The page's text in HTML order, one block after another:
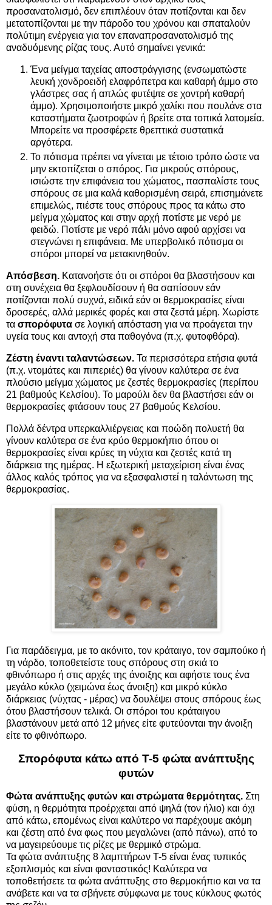
προσανατολισμό, δεν επιπλέουν όταν ποτίζονται και δεν
μετατοπίζονται με την πάροδο του χρόνου και σπαταλούν
πολύτιμη ενέργεια για τον επαναπροσανατολισμό της
αναδυόμενης ρίζας τους. Αυτό σημαίνει γενικά:
Ένα μείγμα ταχείας αποστράγγισης (ενσωματώστε
λευκή χονδροειδή ελαφρόπετρα και καθαρή άμμο στο
γλάστρες σας ή απλώς φυτέψτε σε χοντρή καθαρή
άμμο). Χρησιμοποιήστε μικρό χαλίκι που πουλάνε στα
καταστήματα ζωοτροφών ή βρείτε στα τοπικά λατομεία.
Μπορείτε να προσφέρετε θρεπτικά συστατικά
αργότερα.
Το πότισμα πρέπει να γίνεται με τέτοιο τρόπο ώστε να
μην εκτοπίζεται ο σπόρος. Για μικρούς σπόρους,
ισιώστε την επιφάνεια του χώματος, πασπαλίστε τους
σπόρους σε μια καλά καθορισμένη σειρά, επισημάνετε
επιμελώς, πιέστε τους σπόρους προς τα κάτω στο
μείγμα χώματος και στην αρχή ποτίστε με νερό με
φειδώ. Ποτίστε με νερό πάλι μόνο αφού αρχίσει να
στεγνώνει η επιφάνεια. Με υπερβολικό πότισμα οι
σπόροι μπορεί να μετακινηθούν.
Απόσβεση. Κατανοήστε ότι οι σπόροι θα βλαστήσουν και
στη συνέχεια θα ξεφλουδίσουν ή θα σαπίσουν εάν
ποτίζονται πολύ συχνά, ειδικά εάν οι θερμοκρασίες είναι
δροσερές, αλλά μερικές φορές και στα ζεστά μέρη. Χωρίστε
τα σπορόφυτα σε λογική απόσταση για να προάγεται την
υγεία τους και αντοχή στα παθογόνα (π.χ. φυτοφθόρα).
Ζέστη έναντι ταλαντώσεων. Τα περισσότερα ετήσια φυτά
(π.χ. ντομάτες και πιπεριές) θα γίνουν καλύτερα σε ένα
πλούσιο μείγμα χώματος με ζεστές θερμοκρασίες (περίπου
21 βαθμούς Κελσίου). Το μαρούλι δεν θα βλαστήσει εάν οι
θερμοκρασίες φτάσουν τους 27 βαθμούς Κελσίου.
Πολλά δέντρα υπερκαλλιέργειας και ποώδη πολυετή θα
γίνουν καλύτερα σε ένα κρύο θερμοκήπιο όπου οι
θερμοκρασίες είναι κρύες τη νύχτα και ζεστές κατά τη
διάρκεια της ημέρας. Η εξωτερική μεταχείριση είναι ένας
άλλος καλός τρόπος για να εξασφαλιστεί η ταλάντωση της
θερμοκρασίας.
Για παράδειγμα, με το ακόνιτο, τον κράταιγο, τον σαμπούκο ή
τη νάρδο, τοποθετείστε τους σπόρους στη σκιά το
φθινόπωρο ή στις αρχές της άνοιξης και αφήστε τους ένα
μεγάλο κύκλο (χειμώνα έως άνοιξη) και μικρό κύκλο
διάρκειας (νύχτας - μέρας) να δουλέψει στους σπόρους έως
ότου βλαστήσουν τελικά. Οι σπόροι του κράταιγου
βλαστάνουν μετά από 12 μήνες είτε φυτεύονται την άνοιξη
είτε το φθινόπωρο.
Σπορόφυτα κάτω από T-5 φώτα ανάπτυξης
φυτών
Φώτα ανάπτυξης φυτών και στρώματα θερμότητας. Στη
φύση, η θερμότητα προέρχεται από ψηλά (τον ήλιο) και όχι
από κάτω, επομένως είναι καλύτερο να παρέχουμε ακόμη
και ζέστη από ένα φως που μεγαλώνει (από πάνω), από το
να μαγειρεύουμε τις ρίζες με θερμικό στρώμα.
Τα φώτα ανάπτυξης 8 λαμπτήρων T-5 είναι ένας τυπικός
εξοπλισμός και είναι φανταστικός! Καλύτερα να
τοποθετήσετε τα φώτα ανάπτυξης στο θερμοκήπιο και να τα
ανάβετε και να τα σβήνετε σύμφωνα με τους κύκλους φωτός